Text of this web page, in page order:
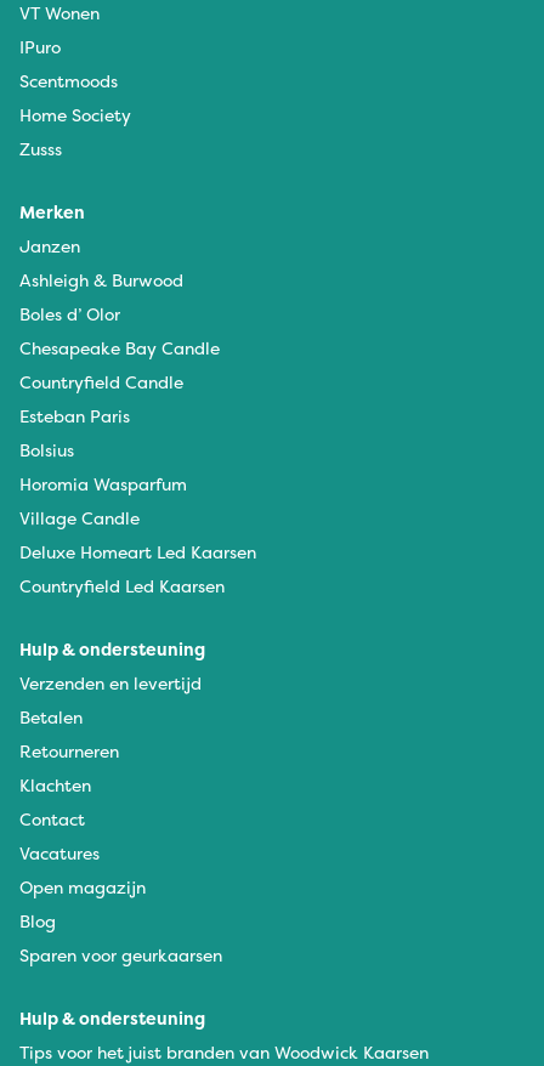
VT Wonen
IPuro
Scentmoods
Home Society
Zusss
Merken
Janzen
Ashleigh & Burwood
Boles d’ Olor
Chesapeake Bay Candle
Countryfield Candle
Esteban Paris
Bolsius
Horomia Wasparfum
Village Candle
Deluxe Homeart Led Kaarsen
Countryfield Led Kaarsen
Hulp & ondersteuning
Verzenden en levertijd
Betalen
Retourneren
Klachten
Contact
Vacatures
Open magazijn
Blog
Sparen voor geurkaarsen
Hulp & ondersteuning
Tips voor het juist branden van Woodwick Kaarsen